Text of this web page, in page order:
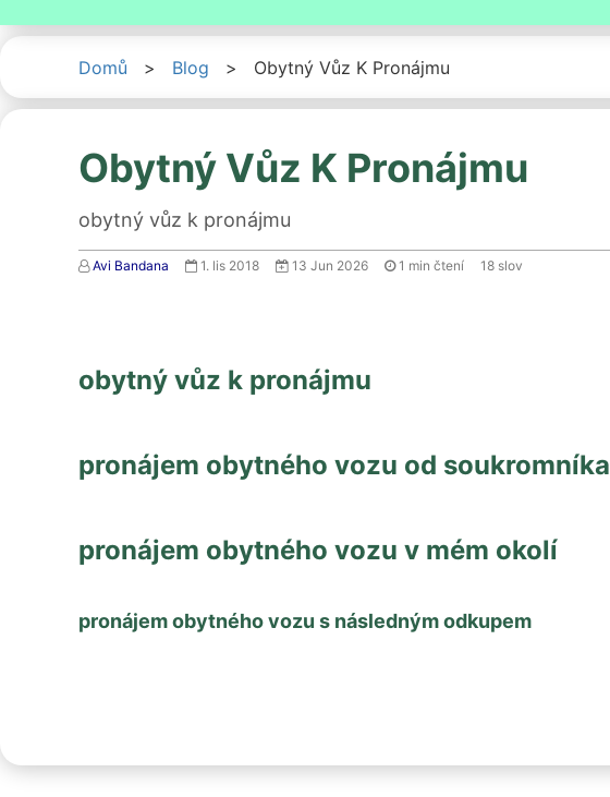
Domů > Blog > Obytný Vůz K Pronájmu
Obytný Vůz K Pronájmu
obytný vůz k pronájmu
Avi Bandana 1. lis 2018 13 Jun 2026 1 min čtení 18 slov
obytný vůz k pronájmu
pronájem obytného vozu od soukromníka
pronájem obytného vozu v mém okolí
pronájem obytného vozu s následným odkupem